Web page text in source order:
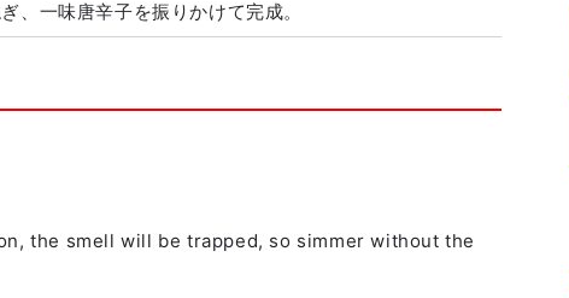
、一味唐辛子を振りかけて完成。
the smell will be trapped, so simmer without the